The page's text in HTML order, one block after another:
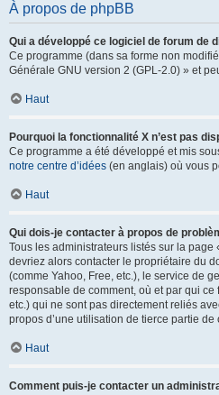
À propos de phpBB
Qui a développé ce logiciel de forum de
Ce programme (dans sa forme non
Générale GNU version 2 (GPL-2.0) » et
Haut
Pourquoi la fonctionnalité X n’est pas
Ce programme a été développé et mis
notre centre d’idées (en anglais) où vous
Haut
Qui dois-je contacter à propos de
Tous les administrateurs listés sur la
devriez alors contacter le propriétaire du
(comme Yahoo, Free, etc.), le service de
responsable de comment, où et par qui
etc.) qui ne sont pas directement reliés
propos d’une utilisation de tierce partie
Haut
Comment puis-je contacter un